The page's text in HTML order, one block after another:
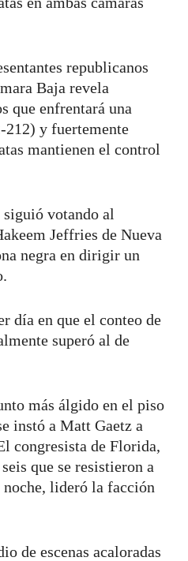
republicanos
Baja revela
que enfrentará una
212) y fuertemente
mantienen el control
votando al
Jeffries de Nueva
negra en dirigir un
día en que el conteo de
superó al de
más álgido en el piso
instó a Matt Gaetz a
congresista de Florida,
que se resistieron a
lideró la facción
de escenas acaloradas